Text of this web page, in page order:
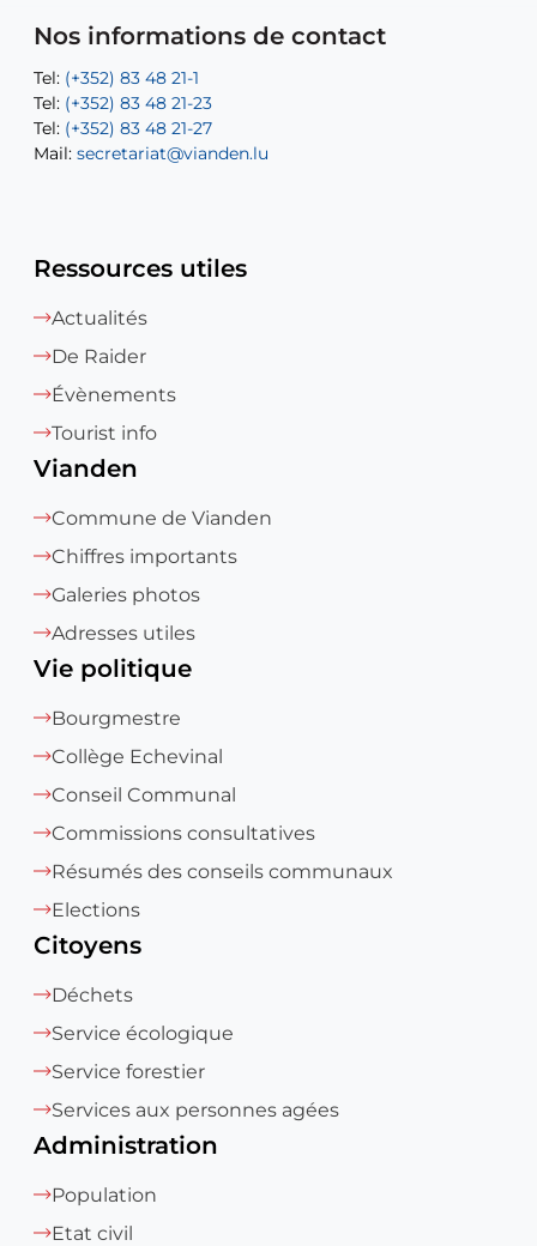
Nos informations de contact
Tel: (+352) 83 48 21-1
Tel: (+352) 83 48 21-23
Tel: (+352) 83 48 21-27
Mail: secretariat@vianden.lu
Tel: (+352) 83 48 21-20
Tel: (+352) 83 48 21-22
Mail:sofia.carvalho@vianden.lu
Mail: diane.storn@vianden.lu
Mail:recette@vianden.lu
Tel:(+352) 83 48 21-31
Tel:Permanence (Fuite d’eau) : 83 48 21 61
Ressources utiles
Actualités
De Raider
Évènements
Tourist info
Vianden
Commune de Vianden
Chiffres importants
Galeries photos
Adresses utiles
Vie politique
Bourgmestre
Collège Echevinal
Conseil Communal
Commissions consultatives
Résumés des conseils communaux
Elections
Citoyens
Déchets
Service écologique
Service forestier
Services aux personnes agées
Administration
Population
Etat civil